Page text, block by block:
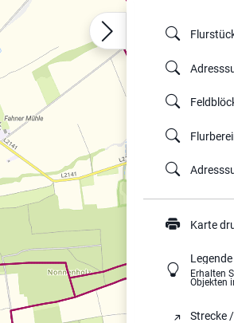
Karte
Legende
Erhalten
Objekten
Strecke